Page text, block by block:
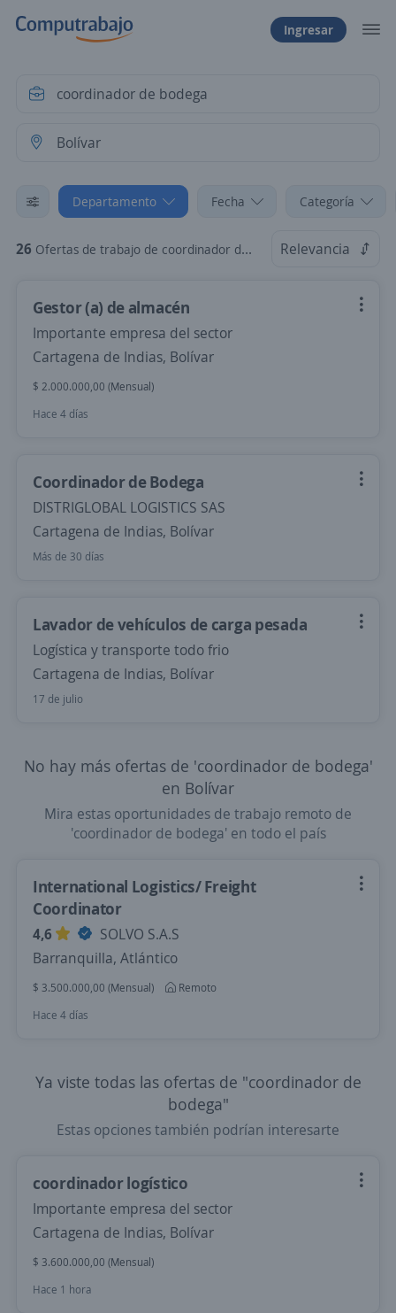
Ingresar
Departamento Fecha Categoría
26 Ofertas de trabajo de coordinador de bodega en Bolívar Relevancia
Gestor (a) de almacén
Importante empresa del sector
Cartagena de Indias, Bolívar
$ 2.000.000,00 (Mensual)
Hace 4 días
Coordinador de Bodega
DISTRIGLOBAL LOGISTICS SAS
Cartagena de Indias, Bolívar
Más de 30 días
Lavador de vehículos de carga pesada
Logística y transporte todo frio
Cartagena de Indias, Bolívar
17 de julio
No hay más ofertas de 'coordinador de bodega'
en Bolívar
Mira estas oportunidades de trabajo remoto de
'coordinador de bodega' en todo el país
International Logistics/ Freight
Coordinator
4,6
SOLVO S.A.S
Barranquilla, Atlántico
$ 3.500.000,00 (Mensual)
Remoto
Hace 4 días
Ya viste todas las ofertas de "coordinador de
bodega"
Estas opciones también podrían interesarte
coordinador logístico
Importante empresa del sector
Cartagena de Indias, Bolívar
$ 3.600.000,00 (Mensual)
Hace 1 hora